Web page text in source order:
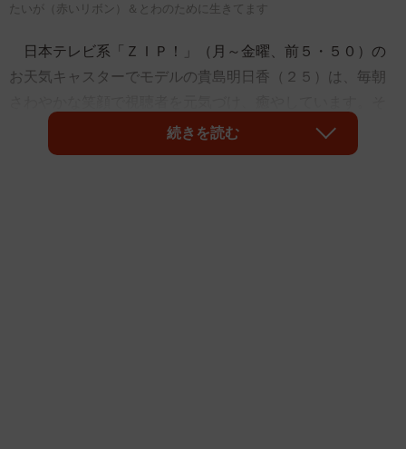
たいが（赤いリボン）＆とわのために生きてます
日本テレビ系「ＺＩＰ！」（月～金曜、前５・５０）の
お天気キャスターでモデルの貴島明日香（２５）は、毎朝
んな「天気予報の女神」がおうちで癒やされているのは、
シンガプーラのたいがクン（オス・１歳８カ月）と、とわ
続きを読む